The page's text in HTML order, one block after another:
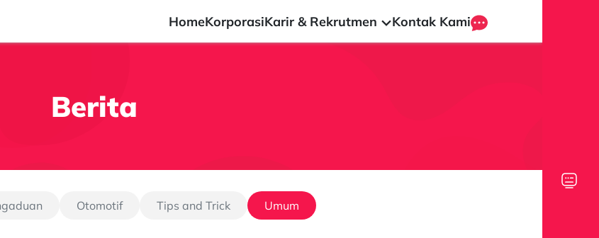
HomeKorporasiKarir & Rekrutmen Kontak Kami
Berita
Otomotif Tips and Trick Umum